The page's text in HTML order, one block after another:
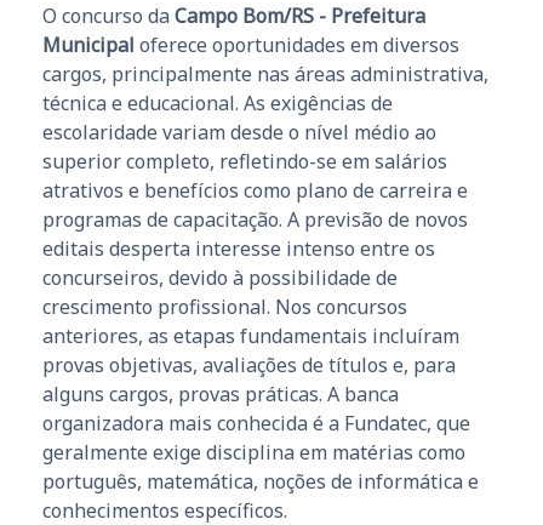
O concurso da Campo Bom/RS - Prefeitura
Municipal oferece oportunidades em diversos
cargos, principalmente nas áreas administrativa,
técnica e educacional. As exigências de
escolaridade variam desde o nível médio ao
superior completo, refletindo-se em salários
atrativos e benefícios como plano de carreira e
programas de capacitação. A previsão de novos
editais desperta interesse intenso entre os
concurseiros, devido à possibilidade de
crescimento profissional. Nos concursos
anteriores, as etapas fundamentais incluíram
provas objetivas, avaliações de títulos e, para
alguns cargos, provas práticas. A banca
organizadora mais conhecida é a Fundatec, que
geralmente exige disciplina em matérias como
português, matemática, noções de informática e
conhecimentos específicos.